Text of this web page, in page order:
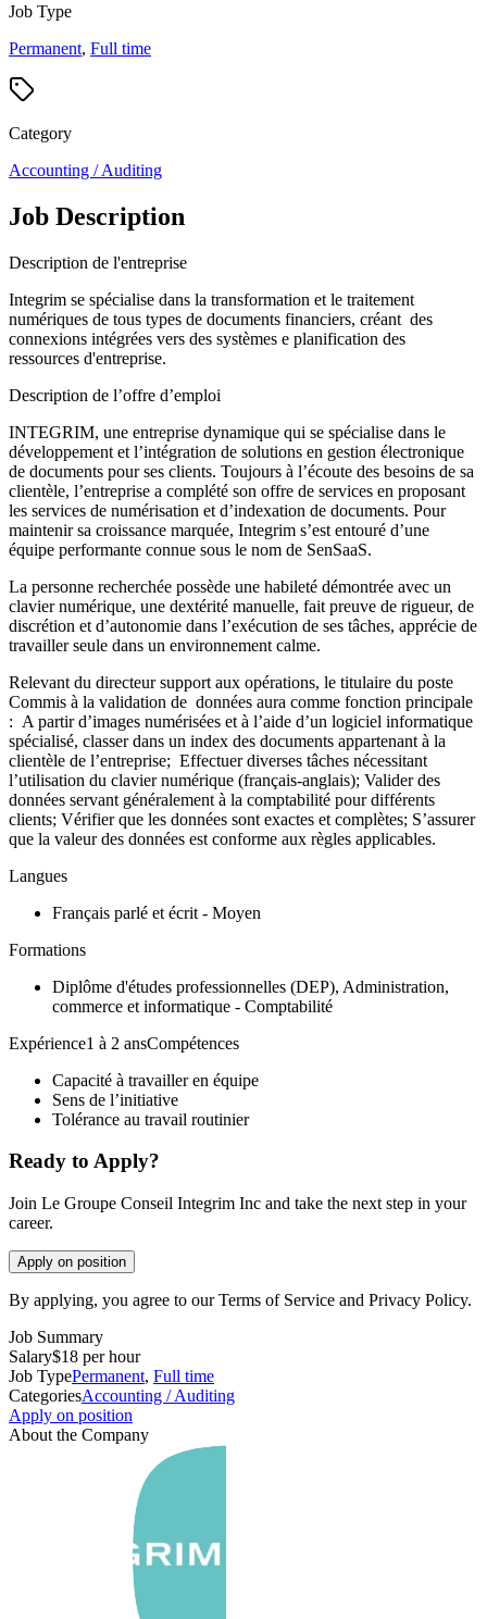
Job Type
Permanent, Full time
Category
Accounting / Auditing
Job Description
Description de l'entreprise
Integrim se spécialise dans la transformation et le traitement
numériques de tous types de documents financiers, créant des
connexions intégrées vers des systèmes e planification des
ressources d'entreprise.
Description de l’offre d’emploi
INTEGRIM, une entreprise dynamique qui se spécialise dans le
développement et l’intégration de solutions en gestion électronique
de documents pour ses clients. Toujours à l’écoute des besoins de sa
clientèle, l’entreprise a complété son offre de services en proposant
les services de numérisation et d’indexation de documents. Pour
maintenir sa croissance marquée, Integrim s’est entouré d’une
équipe performante connue sous le nom de SenSaaS.
La personne recherchée possède une habileté démontrée avec un
clavier numérique, une dextérité manuelle, fait preuve de rigueur, de
discrétion et d’autonomie dans l’exécution de ses tâches, apprécie de
travailler seule dans un environnement calme.
Relevant du directeur support aux opérations, le titulaire du poste
Commis à la validation de données aura comme fonction principale
: A partir d’images numérisées et à l’aide d’un logiciel informatique
spécialisé, classer dans un index des documents appartenant à la
clientèle de l’entreprise; Effectuer diverses tâches nécessitant
l’utilisation du clavier numérique (français-anglais); Valider des
données servant généralement à la comptabilité pour différents
clients; Vérifier que les données sont exactes et complètes; S’assurer
que la valeur des données est conforme aux règles applicables.
Langues
Français parlé et écrit - Moyen
Formations
Diplôme d'études professionnelles (DEP), Administration,
commerce et informatique - Comptabilité
Expérience1 à 2 ansCompétences
Capacité à travailler en équipe
Sens de l’initiative
Tolérance au travail routinier
Ready to Apply?
Join Le Groupe Conseil Integrim Inc and take the next step in your
career.
Apply on position
By applying, you agree to our Terms of Service and Privacy Policy.
Job Summary
Salary$18 per hour
Job TypePermanent, Full time
CategoriesAccounting / Auditing
Apply on position
About the Company